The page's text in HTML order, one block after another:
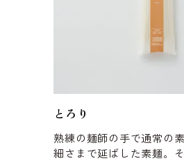
とろり
熟練の麺師の手で通常の
細さまで延ばした素麺。そ